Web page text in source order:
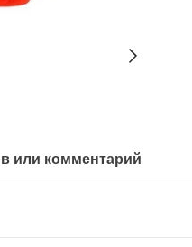
или комментарий